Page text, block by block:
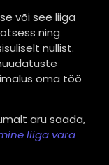
või see liiga
ning
nullist.
oma töö
aru saada,
liiga vara